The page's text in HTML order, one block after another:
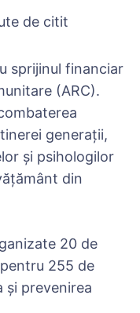
de citit
sprijinul financiar
(ARC).
generații,
și psihologilor
din
20 de
255 de
și prevenirea